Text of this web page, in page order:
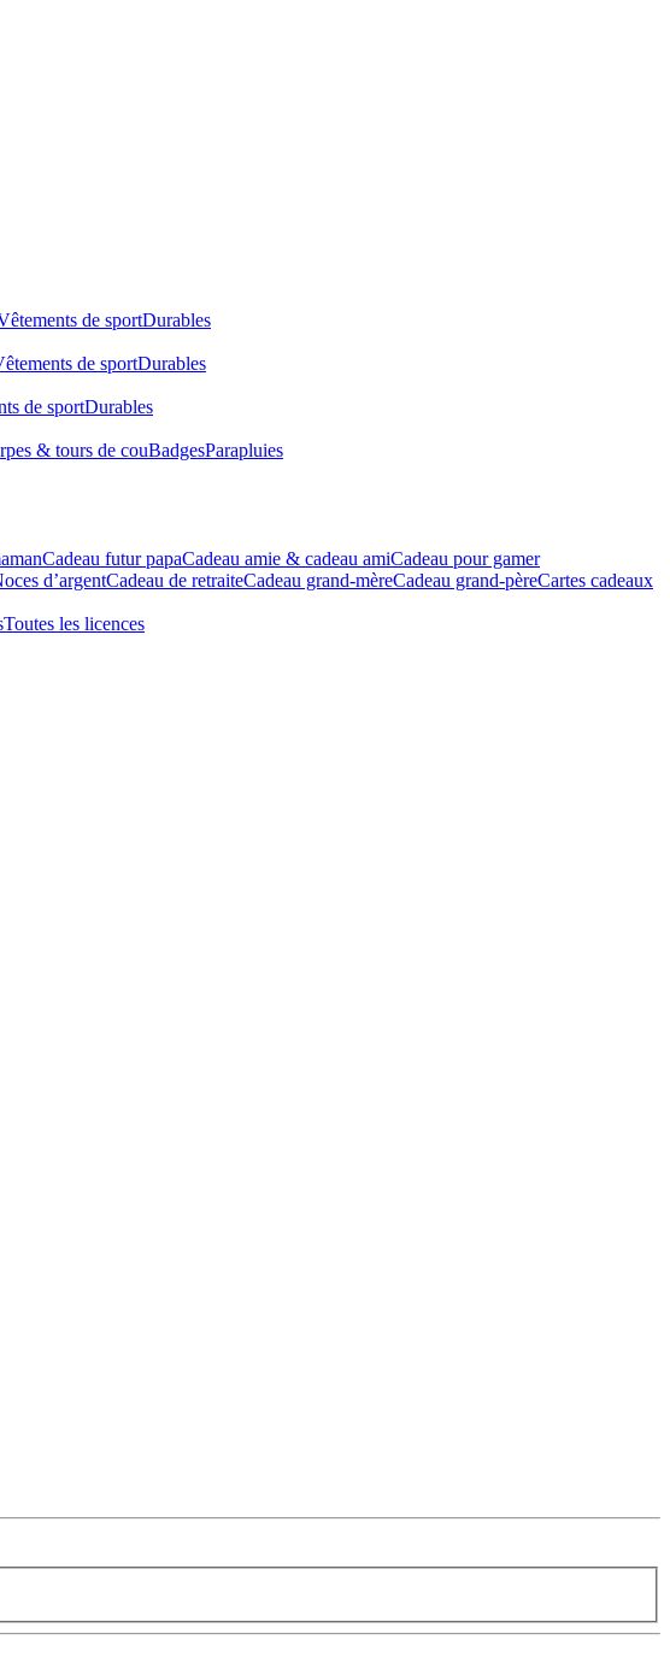
de sportDurables
de sportDurables
de sportDurables
& tours de couBadgesParapluies
Cadeau futur papaCadeau amie & cadeau amiCadeau pour gamer
d’argentCadeau de retraiteCadeau grand-mèreCadeau grand-pèreCartes cadeaux
Toutes les licences